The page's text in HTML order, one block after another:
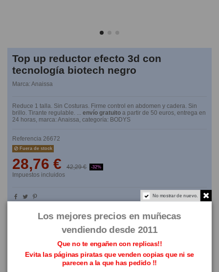
Top up reductor efecto 3d con
tecnología biotech negro
Marca: Anaissa
Reduce 1 talla. Sin Costuras. Firme control en abdomen y cadera. Sin
brillo. Tirante regulable. ... envío gratuito a partir de 50 euros, entrega en
24 horas, marca: Anaissa, categoría: BODYS
Referencia 26672
Fuera de stock
28,76 € 42,29 € -32%
Impuestos incluidos
NO TE LO PIENSES
No mostrar de nuevo.
Los mejores precios en muñecas
vendiendo desde 2011
Que no te engañen con replicas!!
Evita las páginas piratas que venden copias que ni se
parecen a la que has pedido !!